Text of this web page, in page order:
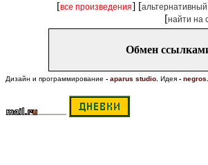
[все произведения] [
[найти на
Обмен
Дизайн и программирование - aparus studio Идея - negros